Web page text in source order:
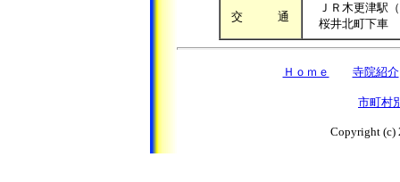
交 通
ＪＲ木更津駅（
桜井北町下
Ｈｏｍｅ 寺院紹介
市町村
Copyright (c)